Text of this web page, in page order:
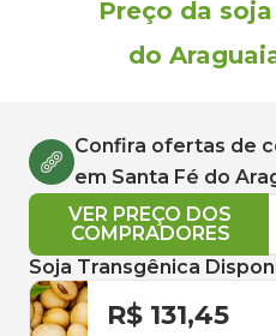
Preço da
do
Confira ofertas de
em Santa Fé do
VER PREÇO DOS
COMPRADORES
Soja Transgênica
R$ 131,45